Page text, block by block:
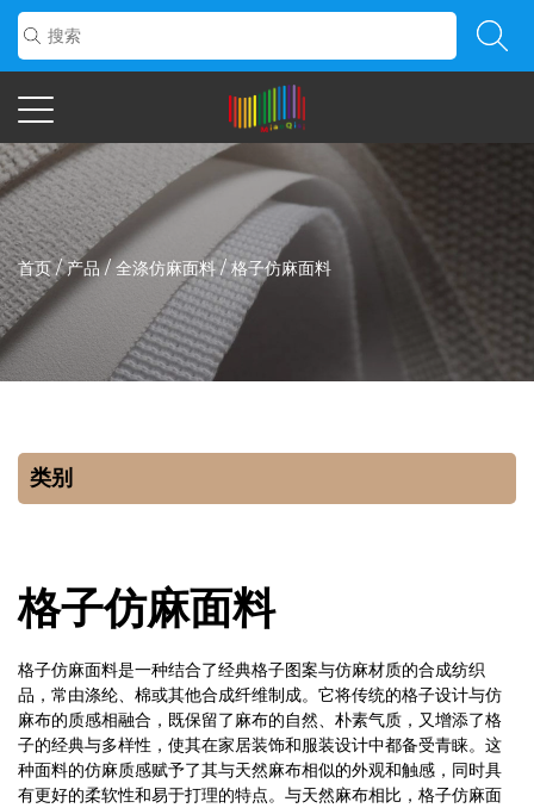
首页/产品/全涤仿麻面料/格子仿麻面料
类别
格子仿麻面料
格子仿麻面料是一种结合了经典格子图案与仿麻材质的合成纺织
品，常由涤纶、棉或其他合成纤维制成。它将传统的格子设计与仿
麻布的质感相融合，既保留了麻布的自然、朴素气质，又增添了格
子的经典与多样性，使其在家居装饰和服装设计中都备受青睐。这
种面料的仿麻质感赋予了其与天然麻布相似的外观和触感，同时具
有更好的柔软性和易于打理的特点。与天然麻布相比，格子仿麻面